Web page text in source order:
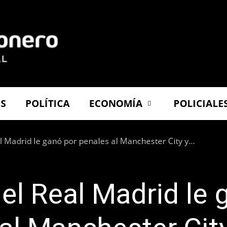
POLÍTICA ECONOMÍA
Madrid le ganó por penales al Manchester City y...
Real Madrid le